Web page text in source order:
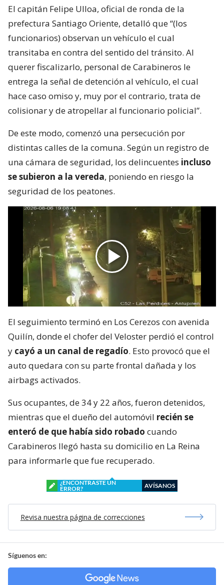
El capitán Felipe Ulloa, oficial de ronda de la
prefectura Santiago Oriente, detalló que “(los
funcionarios) observan un vehículo el cual
transitaba en contra del sentido del tránsito. Al
querer fiscalizarlo, personal de Carabineros le
entrega la señal de detención al vehículo, el cual
hace caso omiso y, muy por el contrario, trata de
colisionar y de atropellar al funcionario policial”.
De este modo, comenzó una persecución por
distintas calles de la comuna. Según un registro de
una cámara de seguridad, los delincuentes incluso
se subieron a la vereda, poniendo en riesgo la
seguridad de los peatones.
El seguimiento terminó en Los Cerezos con avenida
Quilín, donde el chofer del Veloster perdió el control
y cayó a un canal de regadío. Esto provocó que el
auto quedara con su parte frontal dañada y los
airbags activados.
Sus ocupantes, de 34 y 22 años, fueron detenidos,
mientras que el dueño del automóvil recién se
enteró de que había sido robado cuando
Carabineros llegó hasta su domicilio en La Reina
para informarle que fue recuperado.
¿ENCONTRASTE UN
ERROR?
AVÍSANOS
Revisa nuestra página de correcciones
Síguenos en: